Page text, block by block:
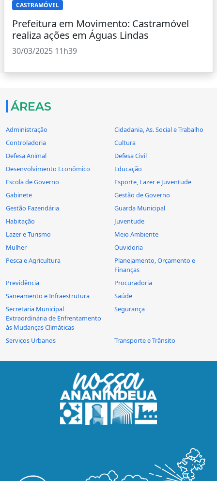
CASTRAMÓVEL
Prefeitura em Movimento: Castramóvel
realiza ações em Águas Lindas
30/03/2025 11h39
ÁREAS
Administração
Cidadania, As. Social e Trabalho
Controladoria
Cultura
Defesa Animal
Defesa Civil
Desenvolvimento Econômico
Educação
Escola de Governo
Esporte, Lazer e Juventude
Gabinete
Gestão de Governo
Gestão Fazendária
Guarda Municipal
Habitação
Juventude
Lazer e Turismo
Meio Ambiente
Mulher
Ouvidoria
Pesca e Agricultura
Planejamento, Orçamento e
Finanças
Previdência
Procuradoria
Saneamento e Infraestrutura
Saúde
Secretaria Municipal
Extraordinária de Enfrentamento
às Mudanças Climáticas
Segurança
Serviços Urbanos Transporte e Trânsito